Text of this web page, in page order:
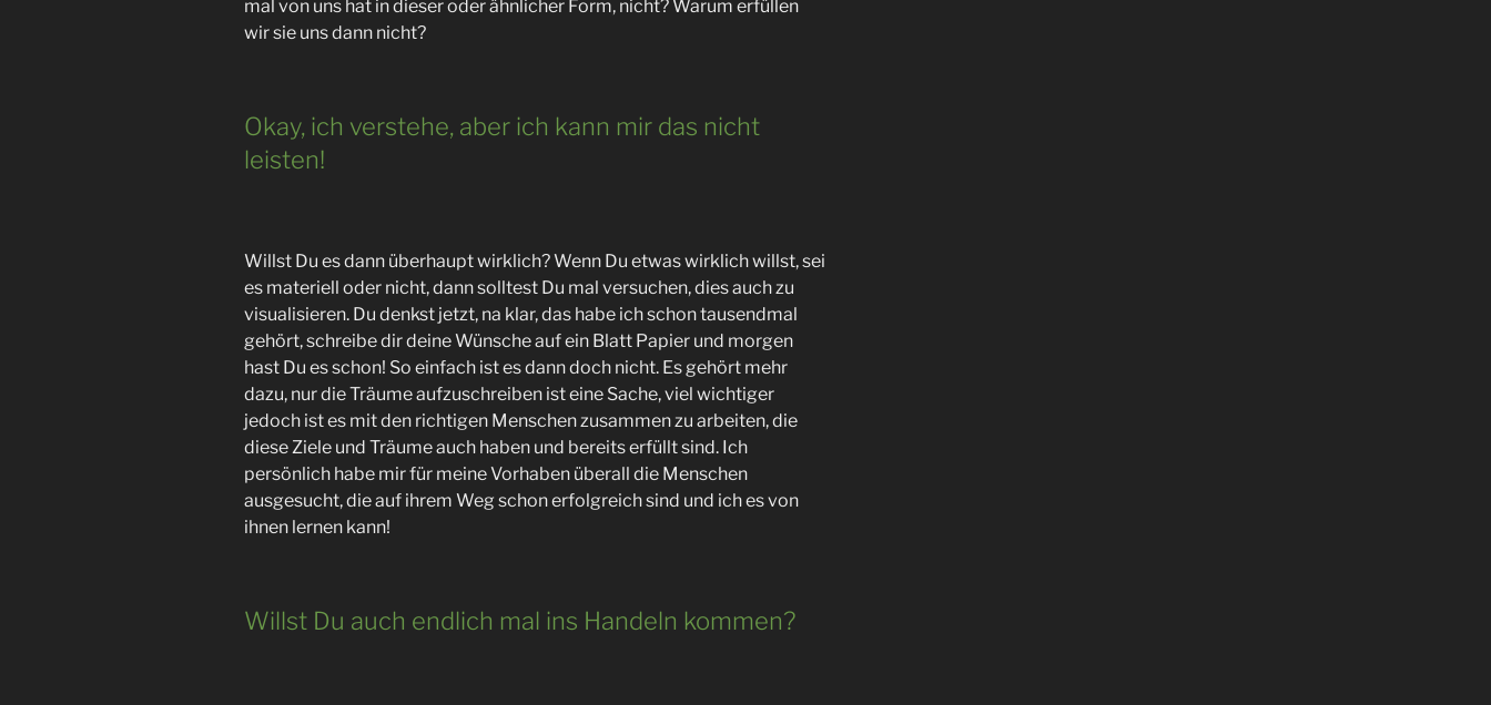
mal von uns hat in dieser oder ähnlicher Form, nicht? Warum erfüllen
wir sie uns dann nicht?
Okay, ich verstehe, aber ich kann mir das nicht
leisten!
Willst Du es dann überhaupt wirklich? Wenn Du etwas wirklich willst, sei
es materiell oder nicht, dann solltest Du mal versuchen, dies auch zu
visualisieren. Du denkst jetzt, na klar, das habe ich schon tausendmal
gehört, schreibe dir deine Wünsche auf ein Blatt Papier und morgen
hast Du es schon! So einfach ist es dann doch nicht. Es gehört mehr
dazu, nur die Träume aufzuschreiben ist eine Sache, viel wichtiger
jedoch ist es mit den richtigen Menschen zusammen zu arbeiten, die
diese Ziele und Träume auch haben und bereits erfüllt sind. Ich
persönlich habe mir für meine Vorhaben überall die Menschen
ausgesucht, die auf ihrem Weg schon erfolgreich sind und ich es von
ihnen lernen kann!
Willst Du auch endlich mal ins Handeln kommen?